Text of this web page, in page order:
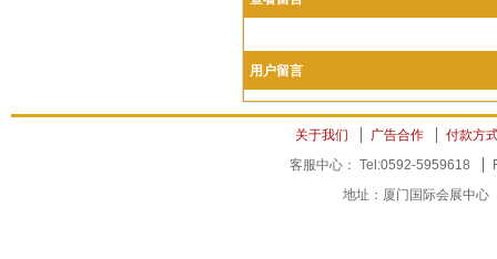
用户留言
关于我们 广告合作
付款方
客服中心： Tel:0592-5959618
地址：厦门国际会展中心